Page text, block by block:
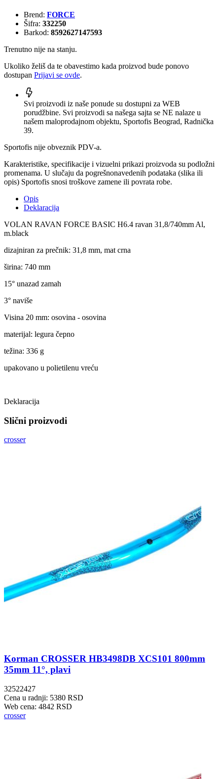
Brend: FORCE
Šifra: 332250
Barkod: 8592627147593
Trenutno nije na stanju.
Ukoliko želiš da te obavestimo kada proizvod bude ponovo
dostupan Prijavi se ovde.
Svi proizvodi iz naše ponude su dostupni za WEB
porudžbine. Svi proizvodi sa našega sajta se NE nalaze u
našem maloprodajnom objektu, Sportofis Beograd, Radnička
39.
Sportofis nije obveznik PDV-a.
Karakteristike, specifikacije i vizuelni prikazi proizvoda su podložni
promenama. U slučaju da pogrešnonavedenih podataka (slika ili
opis) Sportofis snosi troškove zamene ili povrata robe.
Opis
Deklaracija
VOLAN RAVAN FORCE BASIC H6.4 ravan 31,8/740mm Al,
m.black
dizajniran za prečnik: 31,8 mm, mat crna
širina: 740 mm
15° unazad zamah
3° naviše
Visina 20 mm: osovina - osovina
materijal: legura čepno
težina: 336 g
upakovano u polietilenu vreću
Deklaracija
Slični proizvodi
crosser
Korman CROSSER HB3498DB XCS101 800mm
35mm 11°, plavi
32522427
Cena u radnji: 5380 RSD
Web cena: 4842 RSD
crosser